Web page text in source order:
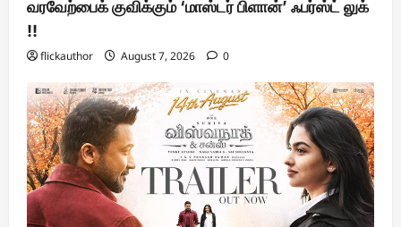
வரவேற்பைக் குவிக்கும் ‘மாஸ்டர் பிளான்’ ஃபர்ஸ்ட் லுக்
!!
flickauthor August 7, 2026 0